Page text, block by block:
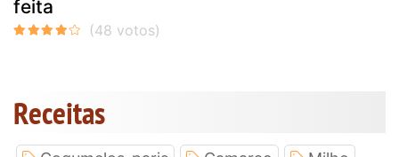
feita
Receitas